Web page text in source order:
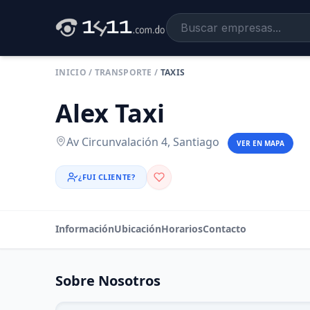
INICIO / TRANSPORTE / TAXIS
Alex Taxi
Av Circunvalación 4, Santiago VER EN MAPA
¿FUI CLIENTE?
InformaciónUbicaciónHorariosContacto
Sobre Nosotros